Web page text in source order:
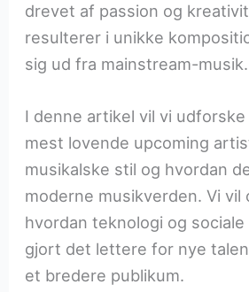
drevet af passion og
resulterer i unikke
sig ud fra mainstream-musik.
I denne artikel vil vi
mest lovende upcoming
musikalske stil og hvordan
moderne musikverden. Vi vil
hvordan teknologi og
gjort det lettere for nye
et bredere publikum.